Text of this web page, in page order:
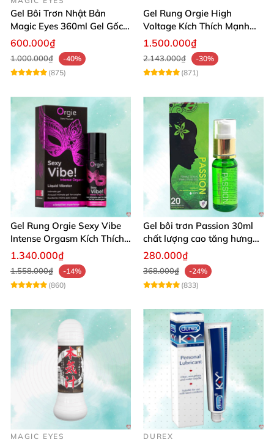
Gel Bôi Trơn Nhật Bản
Magic Eyes 360ml Gel Gốc
Nước An Toàn
600.000₫
1.000.000₫
-40%
(875)
Gel Rung Orgie High
Voltage Kích Thích Mạnh
Tăng Ham Muốn
1.500.000₫
2.143.000₫
-30%
(871)
Gel Rung Orgie Sexy Vibe
Intense Orgasm Kích Thích
Tăng Cường
1.340.000₫
1.558.000₫
-14%
(860)
Gel bôi trơn Passion 30ml
chất lượng cao tăng hưng
phấn nữ
280.000₫
368.000₫
-24%
(833)
MAGIC EYES DUREX